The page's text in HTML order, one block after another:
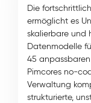
Die
ermöglicht es
skalierbare und
Datenmodelle
45
Pimcores no-
Verwaltung
strukturierte,